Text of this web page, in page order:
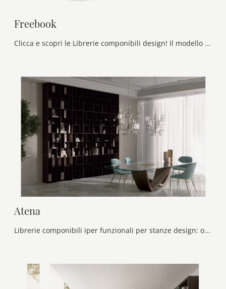
Freebook
Clicca e scopri le Librerie componibili design! Il modello Freebook Novamobili saprà ultimare un living operativo e pratico.
Atena
Librerie componibili iper funzionali per stanze design: ottieni informazioni sul modello Atena della marca Bontempi!